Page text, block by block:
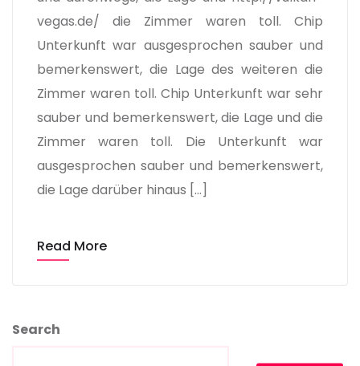
vegas.de/ die Zimmer waren toll. Chip
Unterkunft war ausgesprochen sauber und
bemerkenswert, die Lage des weiteren die
Zimmer waren toll. Chip Unterkunft war sehr
sauber und bemerkenswert, die Lage und die
Zimmer waren toll. Die Unterkunft war
ausgesprochen sauber und bemerkenswert,
die Lage darüber hinaus […]
Read More
Search